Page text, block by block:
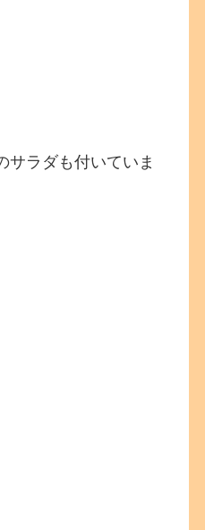
サラダも付いていま